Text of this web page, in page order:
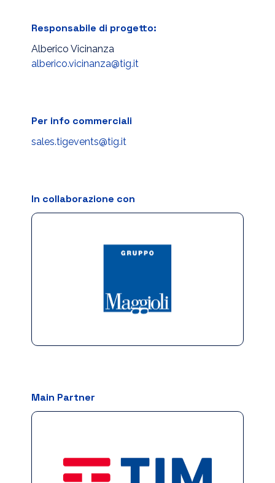
Responsabile di progetto:
Alberico Vicinanza
alberico.vicinanza@tig.it
Per info commerciali
sales.tigevents@tig.it
In collaborazione con
Main Partner